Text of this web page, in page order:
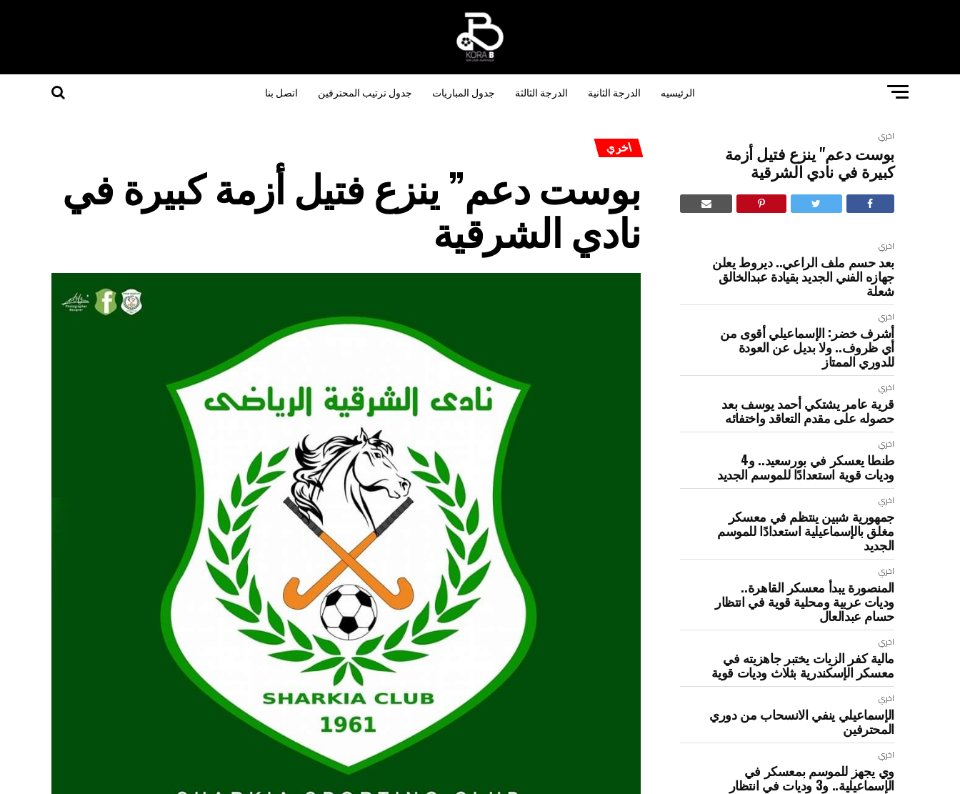
الرئيسيه الدرجة الثانية الدرجة الثالثة جدول المباريات جدول ترتيب المحترفين اتصل بنا
اخري
بوست دعم" ينزع فتيل أزمة
كبيرة في نادي الشرقية
اخري
بعد حسم ملف الراعي.. ديروط يعلن
جهازه الفني الجديد بقيادة عبدالخالق
شعلة
اخري
أشرف خضر: الإسماعيلي أقوى من
أي ظروف.. ولا بديل عن العودة
للدوري الممتاز
اخري
قرية عامر يشتكي أحمد يوسف بعد
حصوله على مقدم التعاقد واختفائه
اخري
طنطا يعسكر في بورسعيد.. و4
وديات قوية استعدادًا للموسم الجديد
اخري
جمهورية شبين ينتظم في معسكر
مغلق بالإسماعيلية استعدادًا للموسم
الجديد
اخري
المنصورة يبدأ معسكر القاهرة..
وديات عربية ومحلية قوية في انتظار
حسام عبدالعال
اخري
مالية كفر الزيات يختبر جاهزيته في
معسكر الإسكندرية بثلاث وديات قوية
اخري
الإسماعيلي ينفي الانسحاب من دوري
المحترفين
اخري
وي يجهز للموسم بمعسكر في
الإسماعيلية.. و3 وديات في انتظار
اخري
بوست دعم” ينزع فتيل أزمة كبيرة في
نادي الشرقية